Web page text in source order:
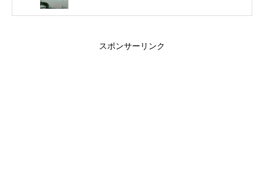
スポンサーリンク